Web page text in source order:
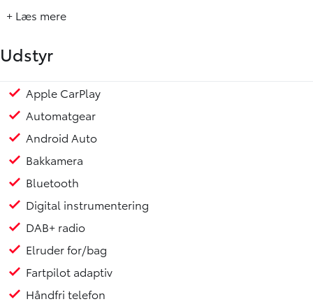
✅ Trådløs Apple Carplay / Android Auto
✅ Varme i rat samt forsæder
+ Læs mere
Udstyr
Apple CarPlay
Automatgear
Android Auto
Bakkamera
Bluetooth
Digital instrumentering
DAB+ radio
Elruder for/bag
Fartpilot adaptiv
Håndfri telefon
Radio
Servo
Regnsensor
Udvendig temperaturmåler
USB stik
Alufælge
Fuld LED forlygter
LED baglygter
Tågelygter
Armlæn
Armlæn bag
Højdejusterbart førersæde
Justerbart rat
Kopholder
Læderrat
Rat m. varme
ABS
Airbag
Antispin
ESP
Isofix
Selealarm
Skiltegenkendelse
Vejbaneassistent
Mulighed for attraktiv finansiering gennem Toyota
Toyota Relax - Serviceaktiveret garanti op til 10 år/